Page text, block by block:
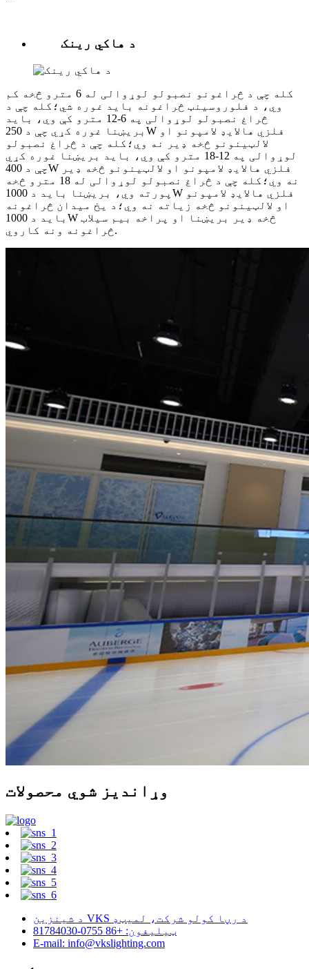
د هاکي رینک
کله چې د څراغونو نصبولو لوړوالی له 6 مترو څخه کم
وي، د فلوروسینټ څراغونه باید غوره شي؛کله چې د
څراغ نصبولو لوړوالی په 6-12 مترو کې وي، باید
بریښنا غوره کړي چې د 250W فلزي هالایډ لامپونو او
لالټینونو څخه ډیر نه وي؛کله چې د څراغ نصبولو
لوړوالی په 12-18 مترو کې وي، باید بریښنا غوره کړي
چې د 400W فلزي هالایډ لامپونو او لالټینونو څخه ډیر
نه وي؛کله چې د څراغ نصبولو لوړوالی له 18 مترو څخه
پورته وي، بریښنا باید د 1000W فلزي هالایډ لامپونو
او لالټینونو څخه زیاته نه وي؛د یخ میدان څراغونه
باید د 1000W څخه ډیر بریښنا او پراخه بیم سیلاب
څراغونه ونه کاروي.
وړاندیز شوي محصولات
د شینزین VKS د رڼا کولو شرکت، لمیټډ
ټیلیفون: +86 0755-81784030
E-mail: info@vkslighting.com